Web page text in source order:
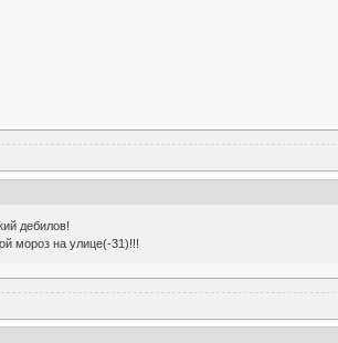
дебилов!
мороз на улице(-31)!!!